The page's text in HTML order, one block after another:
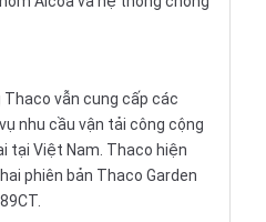
Thaco vẫn cung cấp các
nhu cầu vận tải công cộng
tại Việt Nam. Thaco hiện
phiên bản Thaco Garden